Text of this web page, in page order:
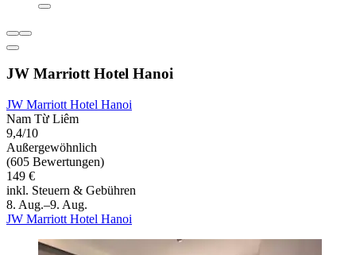
JW Marriott Hotel Hanoi
JW Marriott Hotel Hanoi
Nam Từ Liêm
9,4/10
Außergewöhnlich
(605 Bewertungen)
149 €
inkl. Steuern & Gebühren
8. Aug.–9. Aug.
JW Marriott Hotel Hanoi